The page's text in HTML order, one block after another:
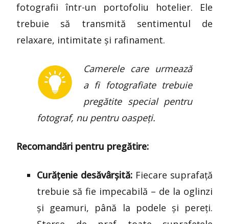
fotografii într-un portofoliu hotelier. Ele
trebuie să transmită sentimentul de
relaxare, intimitate și rafinament.
Camerele care urmează
a fi fotografiate trebuie
pregătite special pentru
fotograf, nu pentru oaspeți.
Recomandări pentru pregătire:
Curățenie desăvârșită: Fiecare suprafață
trebuie să fie impecabilă – de la oglinzi
și geamuri, până la podele și pereți.